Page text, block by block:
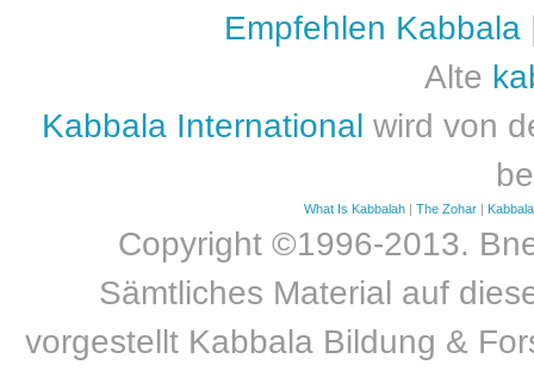
Empfehlen Kabbala
Alte
Kabbala International wird von
What Is Kabbalah |The Zohar
Copyright ©1996-2013.
Sämtliches Material auf
vorgestellt Kabbala Bildung &